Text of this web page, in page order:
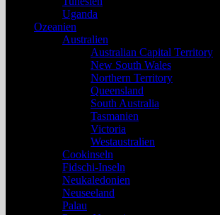
Uganda
Ozeanien
Australien
Australian Capital Territory
New South Wales
Northern Territory
Queensland
South Australia
Tasmanien
Victoria
Westaustralien
Cookinseln
Fidschi-Inseln
Neukaledonien
Neuseeland
Palau